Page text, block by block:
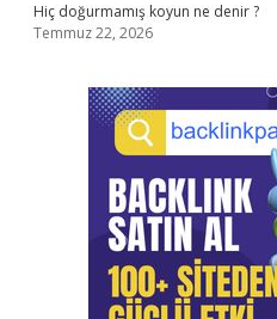
Hiç doğurmamış koyun ne denir ?
Temmuz 22, 2026